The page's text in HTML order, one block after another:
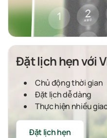
Đặt lịch hẹn với
Chủ động thời gian
Đặt lịch dễ dàng
Thực hiện nhiều
Đặt lịch hẹn